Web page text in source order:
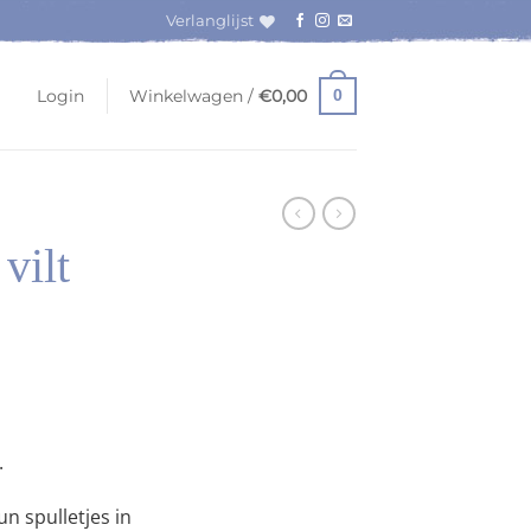
Verlanglijst
Login Winkelwagen /€0,00 0
vilt
spulletjes in